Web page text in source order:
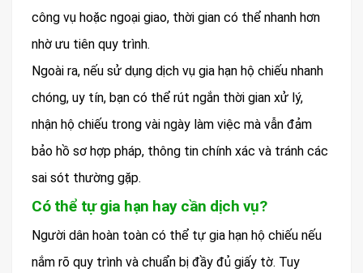
công vụ hoặc ngoại giao, thời gian có thể nhanh hơn
nhờ ưu tiên quy trình.
Ngoài ra, nếu sử dụng dịch vụ gia hạn hộ chiếu nhanh
chóng, uy tín, bạn có thể rút ngắn thời gian xử lý,
nhận hộ chiếu trong vài ngày làm việc mà vẫn đảm
bảo hồ sơ hợp pháp, thông tin chính xác và tránh các
sai sót thường gặp.
Có thể tự gia hạn hay cần dịch vụ?
Người dân hoàn toàn có thể tự gia hạn hộ chiếu nếu
nắm rõ quy trình và chuẩn bị đầy đủ giấy tờ. Tuy